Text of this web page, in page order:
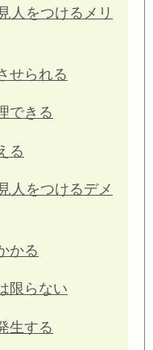
人をつけるメリ
せられる
できる
る
人をつけるデメ
かる
限らない
生する